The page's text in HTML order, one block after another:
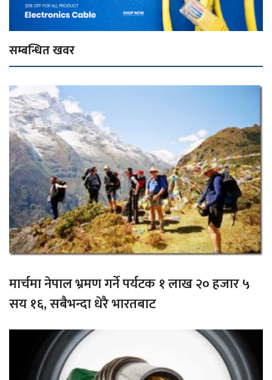
सम्बन्धित खवर
मार्चमा नेपाल भ्रमण गर्ने पर्यटक १ लाख २० हजार ५
सय १६, सबैभन्दा धेरै भारतबाट